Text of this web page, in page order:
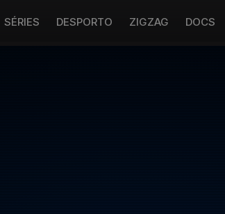
SÉRIES DESPORTO ZIGZAG DOCS